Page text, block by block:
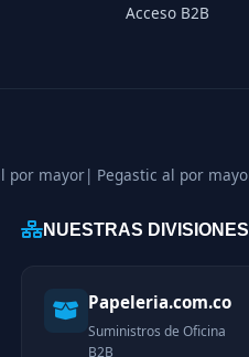
Acceso B2B
por mayor| Pegastic al por
NUESTRAS
Papeleria.com.co
Suministros de Oficina
B2B